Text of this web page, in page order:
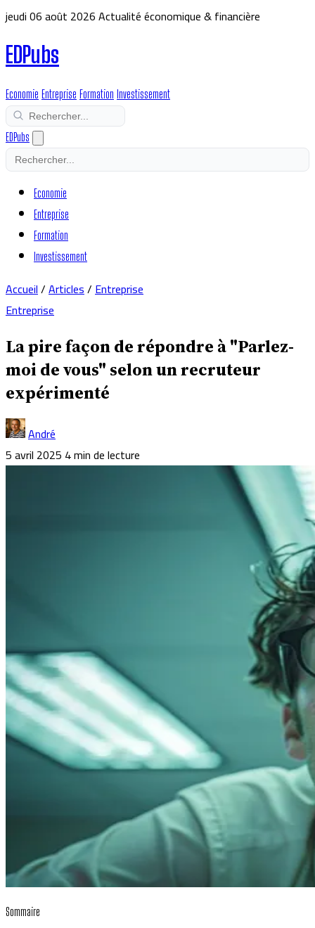
jeudi 06 août 2026Actualité économique & financière
EDPubs
Economie Entreprise Formation Investissement
EDPubs
Economie
Entreprise
Formation
Investissement
Accueil/Articles/Entreprise
Entreprise
La pire façon de répondre à "Parlez-
moi de vous" selon un recruteur
expérimenté
André
5 avril 2025 4 min de lecture
Sommaire